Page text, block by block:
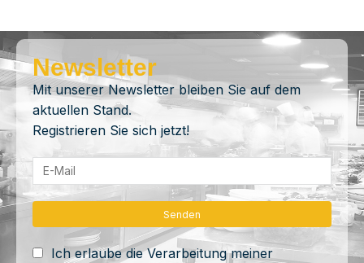
Newsletter
Mit unserer Newsletter bleiben Sie auf dem
aktuellen Stand.
Registrieren Sie sich jetzt!
Ich erlaube die Verarbeitung meiner